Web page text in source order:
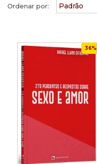
Ordenar por:
36%